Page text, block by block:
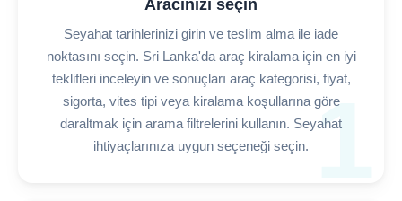
1
Aracınızı seçin
Seyahat tarihlerinizi girin ve teslim alma ile iade
noktasını seçin. Sri Lanka'da araç kiralama için en iyi
teklifleri inceleyin ve sonuçları araç kategorisi, fiyat,
sigorta, vites tipi veya kiralama koşullarına göre
daraltmak için arama filtrelerini kullanın. Seyahat
ihtiyaçlarınıza uygun seçeneği seçin.